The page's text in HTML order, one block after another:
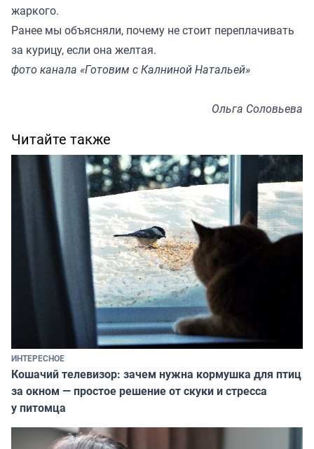
жаркого.
Ранее мы объясняли, почему не стоит переплачивать
за курицу, если она желтая.
фото канала «Готовим с Калниной Натальей»
Ольга Соловьева
Читайте также
ИНТЕРЕСНОЕ
Кошачий телевизор: зачем нужна кормушка для птиц
за окном — простое решение от скуки и стресса
у питомца